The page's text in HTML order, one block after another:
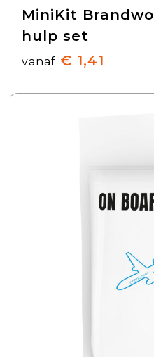
MiniKit
hulp set
vanaf € 1,41